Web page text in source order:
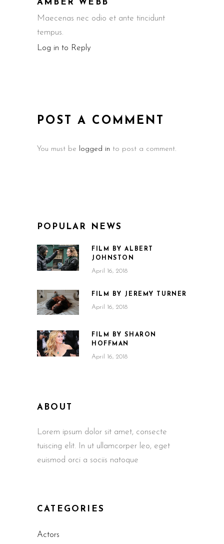
AMBER WEBB
Maecenas nec odio et ante tincidunt
tempus.
Log in to Reply
POST A COMMENT
You must be logged in to post a comment.
POPULAR NEWS
FILM BY ALBERT
JOHNSTON
April 16, 2018
FILM BY JEREMY TURNER
April 16, 2018
FILM BY SHARON
HOFFMAN
April 16, 2018
ABOUT
Lorem ipsum dolor sit amet, consecte
tuiscing elit. In ut ullamcorper leo, eget
euismod orci a sociis natoque
CATEGORIES
Actors